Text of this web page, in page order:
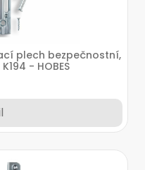
plech bezpečnostní,
- HOBES